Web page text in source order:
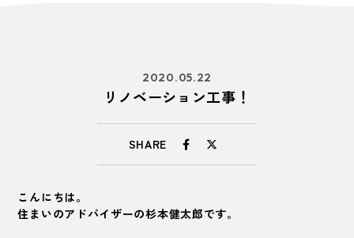
2020.05.22
リノベーション工事！
SHARE
こんにちは。
住まいのアドバイザーの杉本健太郎です。